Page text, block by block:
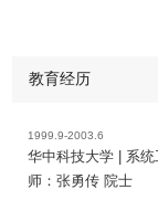
教育经历
1999.9-2003.6
华中科技大学 | 系
师：张勇传 院士